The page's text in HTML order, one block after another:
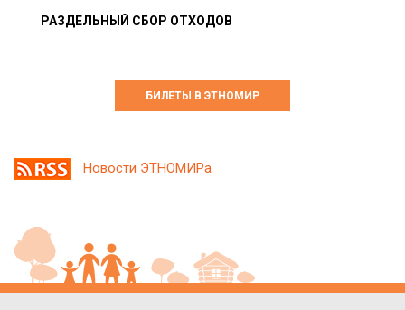
РАЗДЕЛЬНЫЙ СБОР ОТХОДОВ
БИЛЕТЫ В ЭТНОМИР
Новости ЭТНОМИРа